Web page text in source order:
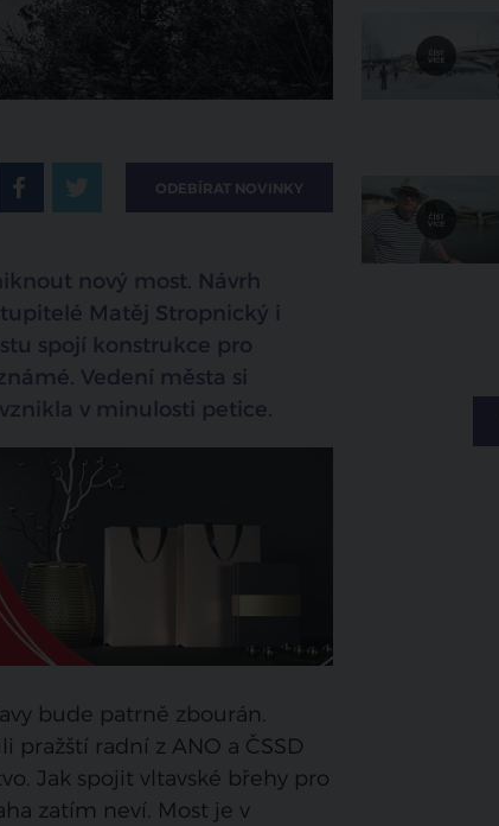
ODEBÍRAT NOVINKY
nový most. Návrh
Matěj Stropnický i
spojí konstrukce pro
Vedení města si
v minulosti petice.
bude patrně zbourán.
radní z ANO a ČSSD
Jak spojit vltavské břehy pro
zatím neví. Most je v